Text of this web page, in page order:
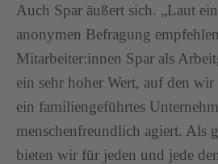
Auch Spar äußert sich. „Laut
anonymen Befragung
Mitarbeiter:innen Spar als
ein sehr hoher Wert, auf den
ein familiengeführtes
menschenfreundlich agiert. Als
bieten wir für jeden und jede